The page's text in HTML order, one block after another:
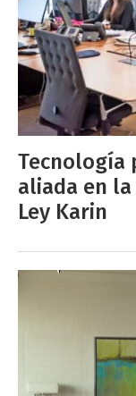
Tecnología
aliada en
Ley Karin